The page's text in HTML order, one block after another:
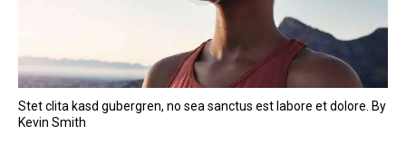
Stet clita kasd gubergren, no sea sanctus est labore et dolore. By
Kevin Smith